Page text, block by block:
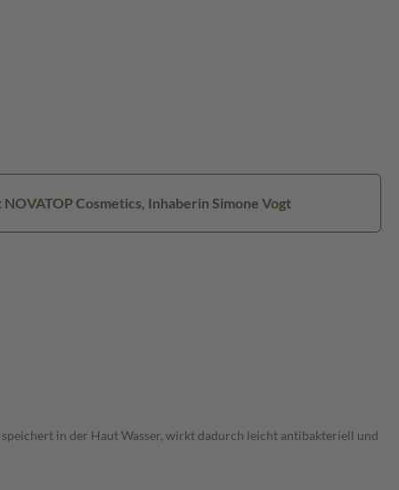
Cosmetics, Inhaberin Simone Vogt
in der Haut Wasser, wirkt dadurch leicht antibakteriell und